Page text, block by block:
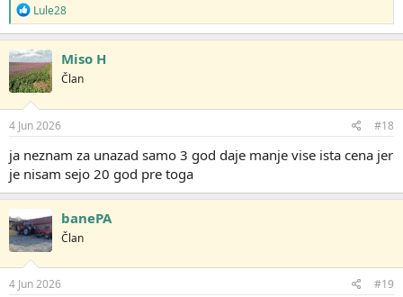
R
e
a
g
o
v
a
n
j
:
Lule28
Miso H
Član
4 Jun 2026 #18
ja neznam za unazad samo 3 god daje manje vise ista cena jer
je nisam sejo 20 god pre toga
banePA
Član
4 Jun 2026 #19